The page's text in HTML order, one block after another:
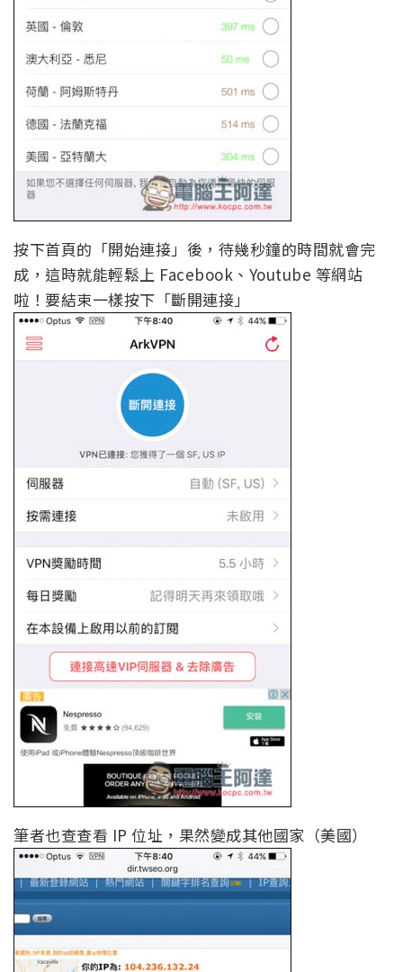
按下首頁的「開始連接」後，待幾秒鐘的時間就會完
成，這時就能輕鬆上 Facebook、Youtube 等網站
啦！要結束一樣按下「斷開連接」
筆者也查查看 IP 位址，果然變成其他國家（美國）